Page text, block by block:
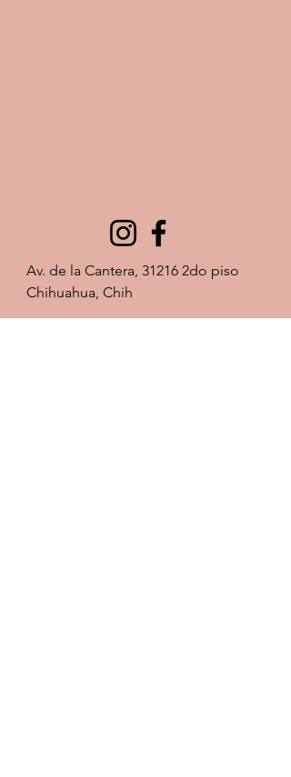
Av. de la Cantera, 31216 2do piso
Chihuahua, Chih